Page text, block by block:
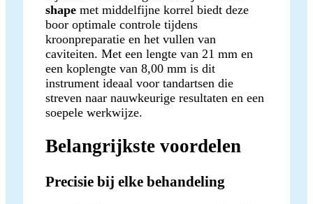
shape met middelfijne korrel biedt deze
boor optimale controle tijdens
kroonpreparatie en het vullen van
caviteiten. Met een lengte van 21 mm en
een koplengte van 8,00 mm is dit
instrument ideaal voor tandartsen die
streven naar nauwkeurige resultaten en een
soepele werkwijze.
Belangrijkste voordelen
Precisie bij elke behandeling